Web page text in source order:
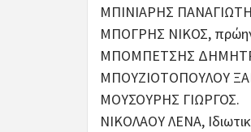
ΜΠΙΝΙΑΡΗΣ
ΜΠΟΓΡΗΣ ΝΙΚΟΣ,
ΜΠΟΜΠΕΤΣΗΣ
ΜΠΟΥΖΙΟΤΟΠΟΥΛΟΥ
ΜΟΥΣΟΥΡΗΣ ΓΙΩΡΓΟΣ.
ΝΙΚΟΛΑΟΥ ΛΕΝΑ,